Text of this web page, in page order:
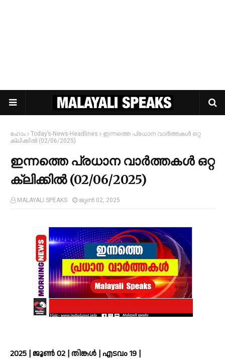
ഹോം Today’s-News-Headlines
ഇന്നത്തെ പ്രധാന വാർത്തകൾ ഒറ്റ
ക്ലിക്കിൽ (02/06/2025)
ഇന്നത്തെ പ്രധാന വാർത്തകൾ ഒറ്റ
ക്ലിക്കിൽ (02/06/2025)
MALAYALI SPEAKS ജൂൺ 02, 2025
2025 | ജൂൺ 02 | തിങ്കൾ | എടവം 19 |